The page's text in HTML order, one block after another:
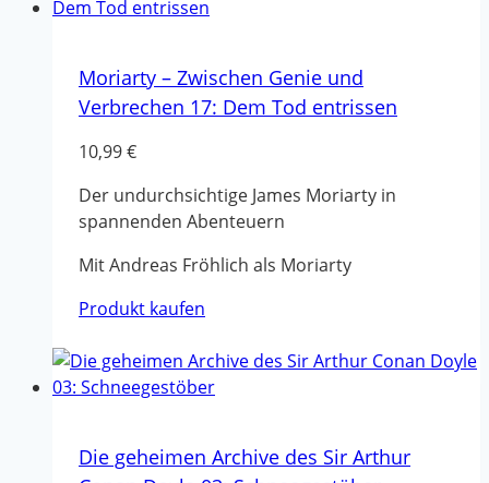
Moriarty – Zwischen Genie und
Verbrechen 17: Dem Tod entrissen
10,99€
Der undurchsichtige James Moriarty in
spannenden Abenteuern
Mit Andreas Fröhlich als Moriarty
Produkt kaufen
Die geheimen Archive des Sir Arthur